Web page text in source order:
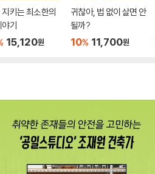
지키는 최소한의
야기
15,120원
귀찮아, 법 없이 살면 안
될까?
10% 11,700원